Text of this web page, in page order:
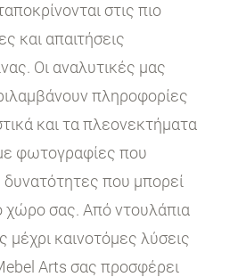
στις πιο
και απαιτήσεις
Οι αναλυτικές μας
πληροφορίες
και τα πλεονεκτήματα
φωτογραφίες που
που μπορεί
χώρο σας. Από ντουλάπια
μέχρι καινοτόμες λύσεις
Arts σας προσφέρει